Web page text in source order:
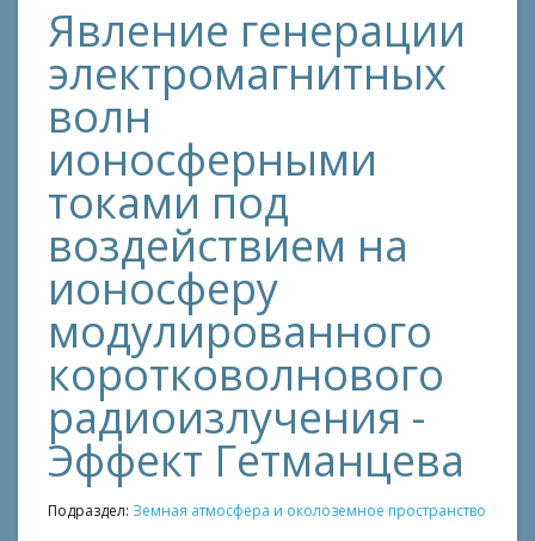
Явление генерации
электромагнитных
волн
ионосферными
токами под
воздействием на
ионосферу
модулированного
коротковолнового
радиоизлучения -
Эффект Гетманцева
Подраздел: Земная атмосфера и околоземное пространство